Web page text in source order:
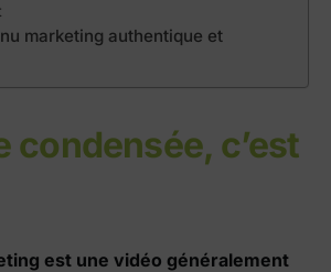
marketing authentique et
condensée, c’est
est une vidéo généralement